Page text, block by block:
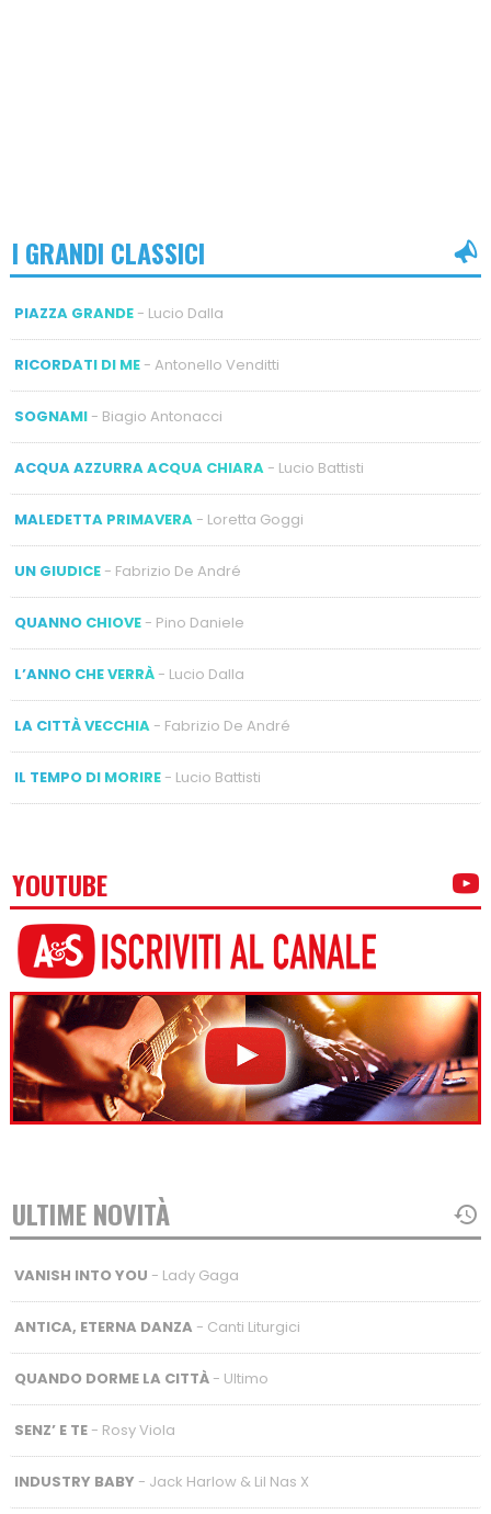
I GRANDI CLASSICI
PIAZZA GRANDE- Lucio Dalla
RICORDATI DI ME- Antonello Venditti
SOGNAMI- Biagio Antonacci
ACQUA AZZURRA ACQUA CHIARA- Lucio Battisti
MALEDETTA PRIMAVERA- Loretta Goggi
UN GIUDICE- Fabrizio De André
QUANNO CHIOVE- Pino Daniele
L’ANNO CHE VERRÀ- Lucio Dalla
LA CITTÀ VECCHIA- Fabrizio De André
IL TEMPO DI MORIRE- Lucio Battisti
YOUTUBE
ULTIME NOVITÀ
VANISH INTO YOU - Lady Gaga
ANTICA, ETERNA DANZA - Canti Liturgici
QUANDO DORME LA CITTÀ- Ultimo
SENZ’ E TE- Rosy Viola
INDUSTRY BABY - Jack Harlow & Lil Nas X